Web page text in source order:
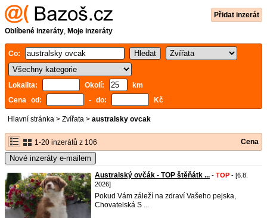
Přidat inzerát
Oblíbené inzeráty, Moje inzeráty
Co:
Lokalita: Okolí:
km
Cena od:
- do: Kč
Hlavní stránka > Zvířata > australsky ovcak
1-20 inzerátů z 106 Cena
Nové inzeráty e-mailem
Australský ovčák - TOP štěňátk ... - TOP - [6.8.
2026]
Pokud Vám záleží na zdraví Vašeho pejska,
Chovatelská S ...